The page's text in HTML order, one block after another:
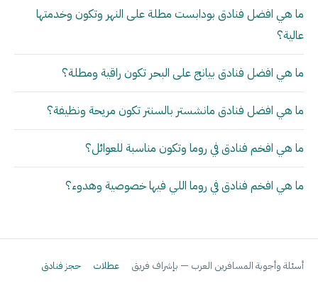
ما هي افضل فنادق بودابست مطلة على النهر وتكون وخدمتها
عالية؟
ما هي افضل فنادق بيانج على البحر تكون راقية ومطلة؟
ما هي افضل فنادق مانشستر بالسنتر تكون مريحة ونظيفة؟
ما هي افخم فنادق في روما وتكون مناسبة للعوائل؟
ما هي افخم فنادق في روما اللي فيها خصوصية وهدوء؟
أسئلة وأجوبة المسافرين العرب — بإشراف فريق عطلات حجز فنادق